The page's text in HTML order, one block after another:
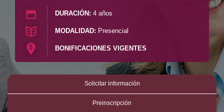
Transferencia
Publicaciones
Transferencia
Docencia
DURACIÓN: 4 años
MODALIDAD: Presencial
BONIFICACIONES VIGENTES
Solicitar información
Preinscripción